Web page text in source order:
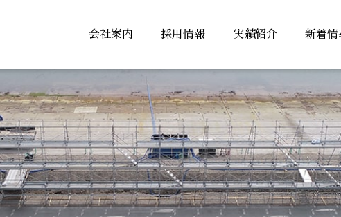
会社案内 採用情報 実績紹介 新着情